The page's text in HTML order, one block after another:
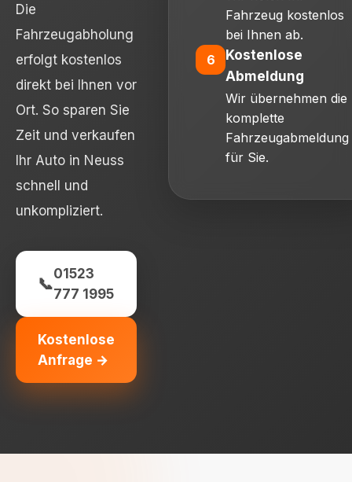
Die
Fahrzeugabholung
erfolgt kostenlos
direkt bei Ihnen vor
Ort. So sparen Sie
Zeit und verkaufen
Ihr Auto in Neuss
schnell und
unkompliziert.
📞
01523
777 1995
Kostenlose
Anfrage →
Fahrzeug kostenlos
bei Ihnen ab.
6
Kostenlose
Abmeldung
Wir übernehmen die
komplette
Fahrzeugabmeldung
für Sie.